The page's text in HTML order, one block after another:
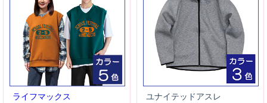
ライフマックス
ユナイテッドアスレ